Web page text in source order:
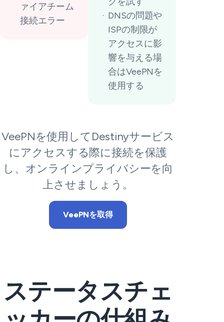
ァイアチーム
接続エラー
DNSの問題や
ISPの制限が
アクセスに影
響を与える場
合はVeePNを
使用する
VeePNを使用してDestinyサービス
にアクセスする際に接続を保護
し、オンラインプライバシーを向
上させましょう。
VeePNを取得
ステータスチェ